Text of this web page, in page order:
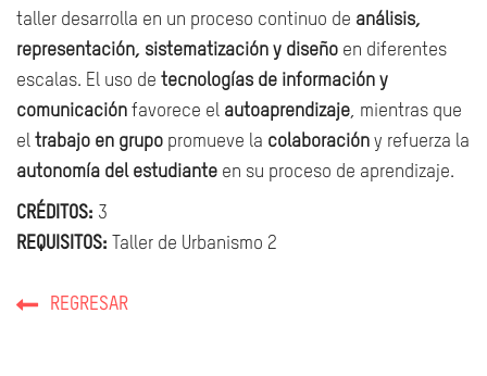
taller desarrolla en un proceso continuo de análisis,
representación, sistematización y diseño en diferentes
escalas. El uso de tecnologías de información y
comunicación favorece el autoaprendizaje, mientras que
el trabajo en grupo promueve la colaboración y refuerza la
autonomía del estudiante en su proceso de aprendizaje.
CRÉDITOS: 3
REQUISITOS: Taller de Urbanismo 2
REGRESAR